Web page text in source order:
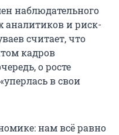
наблюдательного
аналитиков и риск-
считает, что
кадров
о росте
в свои
нам всё равно